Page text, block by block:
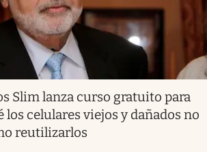
Slim lanza curso gratuito para
los celulares viejos y dañados no
reutilizarlos